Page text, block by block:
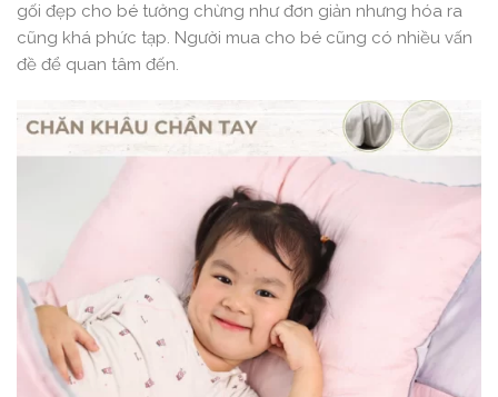
gối đẹp cho bé tưởng chừng như đơn giản nhưng hóa ra
cũng khá phức tạp. Người mua cho bé cũng có nhiều vấn
đề để quan tâm đến.